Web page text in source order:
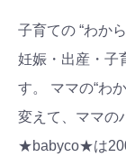
子育ての “わか
妊娠・出産・子
す。 ママの“わ
変えて、ママの
★babyco★は